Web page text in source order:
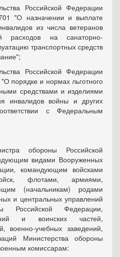
Российской Федерации
"О назначении и выплате
из числа ветеранов
расходов на санаторно-
транспортных средств
Российской Федерации
порядке и нормах льготного
средствами и изделиями
инвалидов войны и других
с Федеральным
обороны Российской
видами Вооруженных
командующим войсками
флотами, армиями,
(начальникам) родами
и центральных управлений
Российской Федерации,
и воинских частей,
военно-учебных заведений,
Министерства обороны
комиссарам: